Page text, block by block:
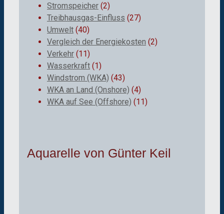
Stromspeicher (2)
Treibhausgas-Einfluss (27)
Umwelt (40)
Vergleich der Energiekosten (2)
Verkehr (11)
Wasserkraft (1)
Windstrom (WKA) (43)
WKA an Land (Onshore) (4)
WKA auf See (Offshore) (11)
Aquarelle von Günter Keil